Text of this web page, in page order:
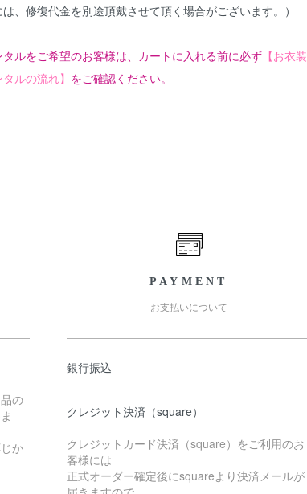
、修復代金を別途頂戴させて頂く場合がございます。）
タルをご希望のお客様は、カートに入れる前に必ず 【お衣装
ルの流れ】 をご確認ください。
の
か
PAYMENT
お支払いについて
銀行振込
クレジット決済（square）
クレジットカード決済（square）をご利用のお
客様には
正式オーダー確定後にsquareより決済メールが